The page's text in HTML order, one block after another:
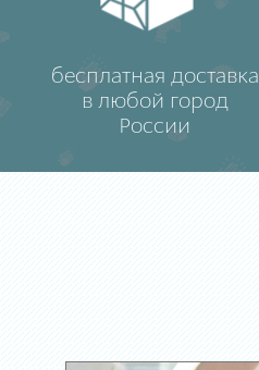
бесплатная доставка
в любой город
России